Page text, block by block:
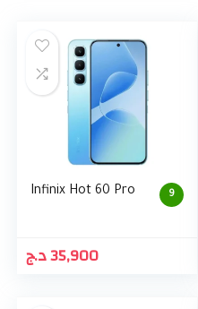
9
Infinix Hot 60 Pro
35,900د.ج